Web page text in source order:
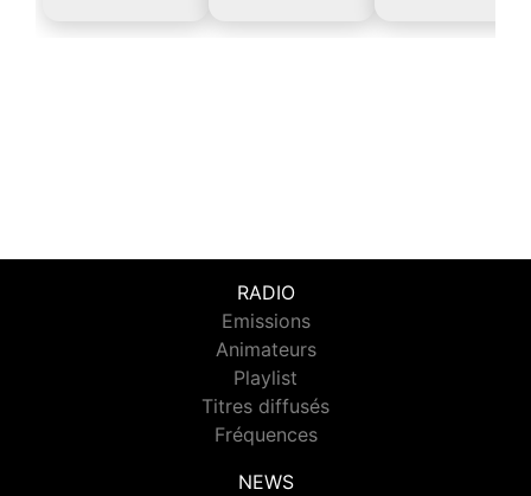
RADIO
Emissions
Animateurs
Playlist
Titres diffusés
Fréquences
NEWS